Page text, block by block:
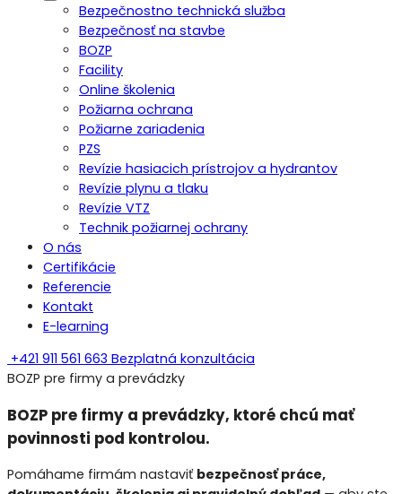
Bezpečnostno technická služba
Bezpečnosť na stavbe
BOZP
Facility
Online školenia
Požiarna ochrana
Požiarne zariadenia
PZS
Revízie hasiacich prístrojov a hydrantov
Revízie plynu a tlaku
Revízie VTZ
Technik požiarnej ochrany
O nás
Certifikácie
Referencie
Kontakt
E-learning
+421 911 561 663 Bezplatná konzultácia
BOZP pre firmy a prevádzky
BOZP pre firmy a prevádzky, ktoré chcú mať
povinnosti pod kontrolou.
Pomáhame firmám nastaviť bezpečnosť práce,